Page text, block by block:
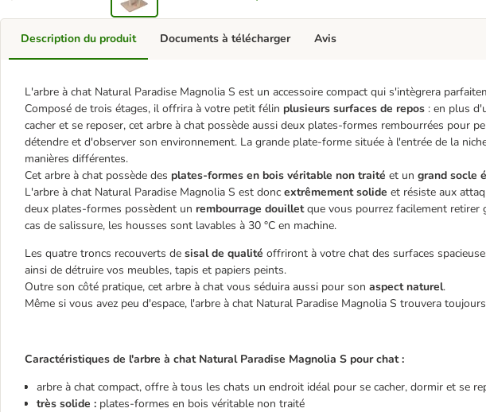
Description du produit
L'arbre à chat Natural Paradise Magnolia S est un accessoire compact qui s'intègrera
Composé de trois étages, il offrira à votre petit félin plusieurs surfaces de repos : en plus
cacher et se reposer, cet arbre à chat possède aussi deux plates-formes rembourrées pour
détendre et d'observer son environnement. La grande plate-forme située à l'entrée de la
manières différentes.
Cet arbre à chat possède des plates-formes en bois véritable non traité et un grand socle
L'arbre à chat Natural Paradise Magnolia S est donc extrêmement solide et résiste aux
deux plates-formes possèdent un rembourrage douilletque vous pourrez facilement retirer
cas de salissure, les housses sont lavables à 30 °C en machine.
Les quatre troncs recouverts de sisal de qualité offriront à votre chat des surfaces
ainsi de détruire vos meubles, tapis et papiers peints.
Outre son côté pratique, cet arbre à chat vous séduira aussi pour son aspect naturel.
Même si vous avez peu d'espace, l'arbre à chat Natural Paradise Magnolia S trouvera
Caractéristiques de l'arbre à chat Natural Paradise Magnolia S pour chat :
arbre à chat compact, offre à tous les chats un endroit idéal pour se cacher, dormir et se
très solide : plates-formes en bois véritable non traité
Documents à télécharger Avis